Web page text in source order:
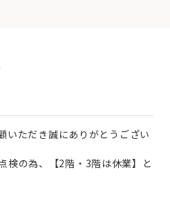
いただき誠にありがとうござい
検の為、【2階・3階は休業】と